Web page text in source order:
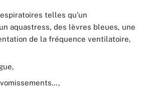
telles qu’un
aquastress, des lèvres bleues, une
de la fréquence ventilatoire,